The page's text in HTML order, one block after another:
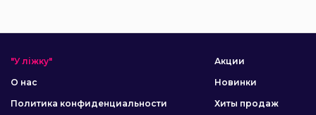
"У ліжку"
О нас
Политика конфиденциальности
Акции
Новинки
Хиты продаж